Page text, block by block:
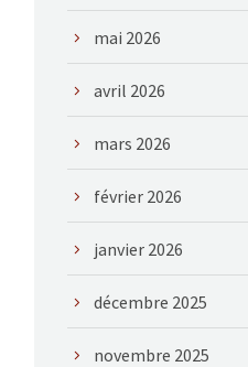
mai 2026
avril 2026
mars 2026
février 2026
janvier 2026
décembre 2025
novembre 2025